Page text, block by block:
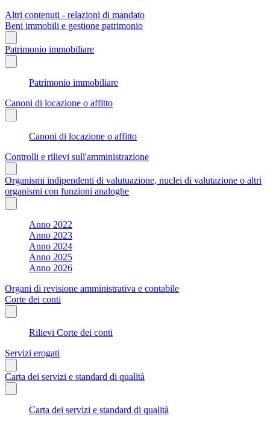
Altri contenuti - relazioni di mandato
Beni immobili e gestione patrimonio
Patrimonio immobiliare
Patrimonio immobiliare
Canoni di locazione o affitto
Canoni di locazione o affitto
Controlli e rilievi sull'amministrazione
Organismi indipendenti di valutuazione, nuclei di valutazione o altri
organismi con funzioni analoghe
Anno 2022
Anno 2023
Anno 2024
Anno 2025
Anno 2026
Organi di revisione amministrativa e contabile
Corte dei conti
Rilievi Corte dei conti
Servizi erogati
Carta dei servizi e standard di qualità
Carta dei servizi e standard di qualità